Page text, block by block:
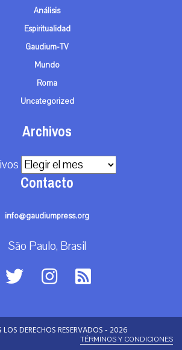
Análisis
Espiritualidad
Gaudium-TV
Mundo
Roma
Uncategorized
Archivos
Contacto
info@gaudiumpress.org
São Paulo, Brasil
DERECHOS RESERVADOS - 2026
TÉRMINOS Y CONDICIONES